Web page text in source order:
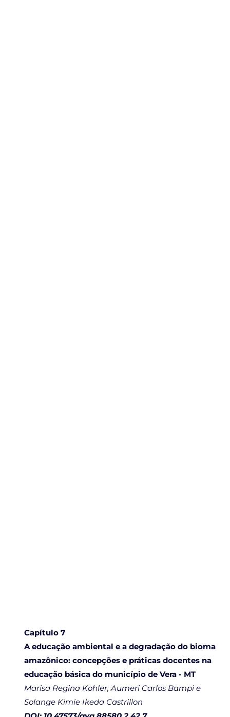
Capítulo 7
A educação ambiental e a degradação do bioma
amazônico: concepções e práticas docentes na
educação básica do município de Vera - MT
Marisa Regina Kohler, Aumeri Carlos Bampi e
Solange Kimie Ikeda Castrillon